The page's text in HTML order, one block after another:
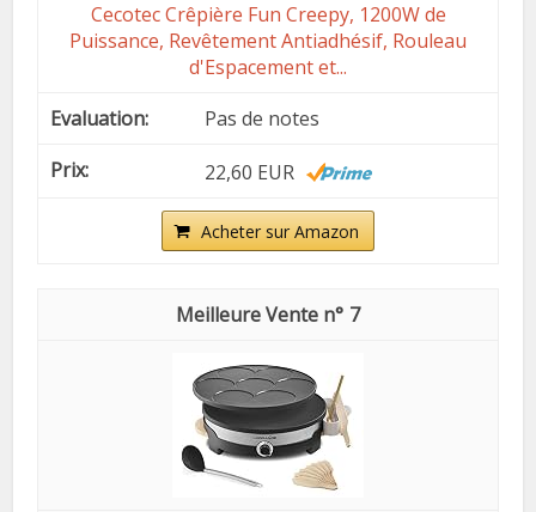
Cecotec Crêpière Fun Creepy, 1200W de
Puissance, Revêtement Antiadhésif, Rouleau
d'Espacement et...
Pas de notes
22,60 EUR
Acheter sur Amazon
7